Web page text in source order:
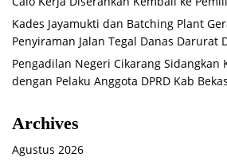
Kades Jayamukti dan Batching Plant
Penyiraman Jalan Tegal Danas Darurat
Pengadilan Negeri Cikarang Sidangkan
dengan Pelaku Anggota DPRD Kab
Archives
Agustus 2026